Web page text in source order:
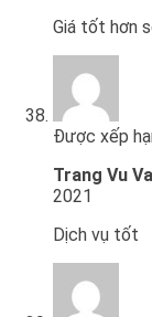
Giá tốt hơn
Được xếp
Trang Vu
2021
Dịch vụ tốt